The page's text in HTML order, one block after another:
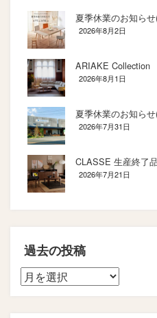
夏季休業のお知ら
2026年8月2日
ARIAKE Collection
2026年8月1日
夏季休業のお知らせ
2026年7月31日
CLASSE 生産終了
2026年7月21日
過去の投稿